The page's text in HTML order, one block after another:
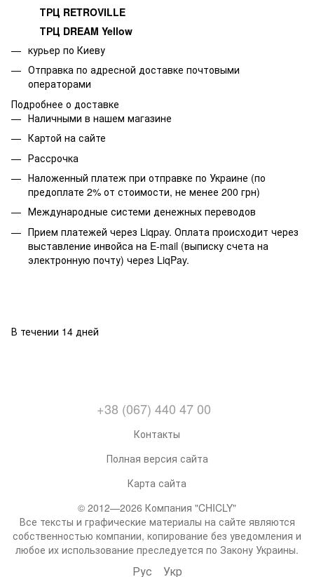
ТРЦ RETROVILLE
ТРЦ DREAM Yellow
курьер по Киеву
Отправка по адресной доставке почтовыми
операторами
Подробнее о доставке
Наличными в нашем магазине
Картой на сайте
Рассрочка
Наложенный платеж при отправке по Украине (по
предоплате 2% от стоимости, не менее 200 грн)
Международные системи денежных переводов
Прием платежей через Liqpay. Оплата происходит через
выставление инвойса на E-mail (выписку счета на
электронную почту) через LiqPay.
В течении 14 дней
+38 (067) 440 47 00
Контакты
Полная версия сайта
Карта сайта
© 2012—2026 Компания "CHICLY"
Все тексты и графические материалы на сайте являются
собственностью компании, копирование без уведомления и
любое их использование преследуется по Закону Украины.
Рус Укр